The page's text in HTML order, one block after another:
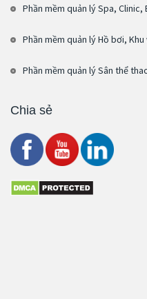
Phần mềm quản lý Spa,
Phần mềm quản lý Hồ bơi,
Phần mềm quản lý Sân thể
Chia sẻ